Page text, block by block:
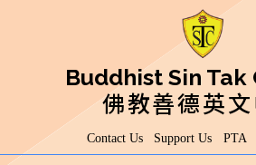
Buddhist Sin
佛教善德英
Contact Us Support Us PTA